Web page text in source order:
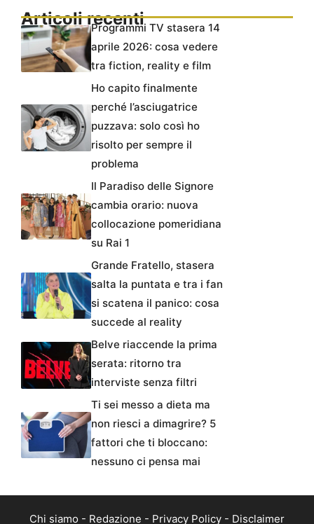
Articoli recentiProgrammi TV stasera 14
aprile 2026: cosa vedere
tra fiction, reality e film
Ho capito finalmente
perché l’asciugatrice
puzzava: solo così ho
risolto per sempre il
problema
Il Paradiso delle Signore
cambia orario: nuova
collocazione pomeridiana
su Rai 1
Grande Fratello, stasera
salta la puntata e tra i fan
si scatena il panico: cosa
succede al reality
Belve riaccende la prima
serata: ritorno tra
interviste senza filtri
Ti sei messo a dieta ma
non riesci a dimagrire? 5
fattori che ti bloccano:
nessuno ci pensa mai
Chi siamo - Redazione - Privacy Policy - Disclaimer